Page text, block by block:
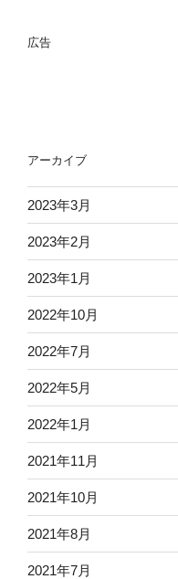
広告
アーカイブ
2023年3月
2023年2月
2023年1月
2022年10月
2022年7月
2022年5月
2022年1月
2021年11月
2021年10月
2021年8月
2021年7月